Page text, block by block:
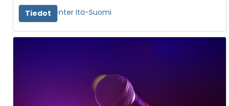
Avant Center Itä-Suomi
Tiedot